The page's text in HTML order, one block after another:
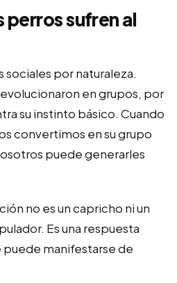
perros sufren al
sociales por naturaleza.
en grupos, por
su instinto básico. Cuando
convertimos en su grupo
puede generarles
no es un capricho ni un
Es una respuesta
manifestarse de